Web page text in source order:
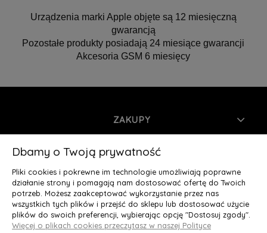
Urządzenia marki Apple objęte są 12 miesięczną
gwarancją
Pozostałe produkty posiadają 24 miesiące gwarancji
Akcesoria GSM 6 miesięcy
ZAKUPY
INFORMACJE
MOJE KONTO
O NAS
Dbamy o Twoją prywatność
Pliki cookies i pokrewne im technologie umożliwiają poprawne
działanie strony i pomagają nam dostosować ofertę do Twoich
potrzeb. Możesz zaakceptować wykorzystanie przez nas
wszystkich tych plików i przejść do sklepu lub dostosować użycie
plików do swoich preferencji, wybierając opcję "Dostosuj zgody".
Więcej o plikach cookies przeczytasz w naszej Polityce